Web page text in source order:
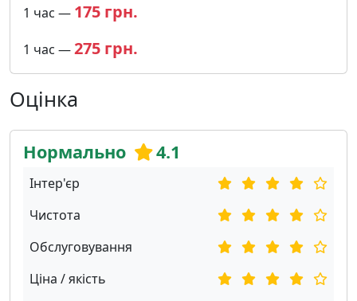
1 час — 175 грн.
1 час —275 грн.
Оцінка
Нормально 4.1
Інтер'єр
Чистота
Обслуговування
Ціна / якість